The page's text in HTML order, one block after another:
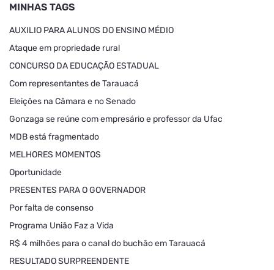
MINHAS TAGS
AUXILIO PARA ALUNOS DO ENSINO MÉDIO
Ataque em propriedade rural
CONCURSO DA EDUCAÇÃO ESTADUAL
Com representantes de Tarauacá
Eleições na Câmara e no Senado
Gonzaga se reúne com empresário e professor da Ufac
MDB está fragmentado
MELHORES MOMENTOS
Oportunidade
PRESENTES PARA O GOVERNADOR
Por falta de consenso
Programa União Faz a Vida
R$ 4 milhões para o canal do buchão em Tarauacá
RESULTADO SURPREENDENTE